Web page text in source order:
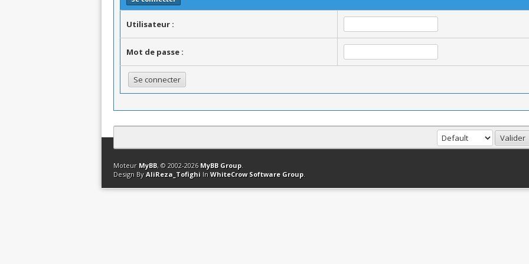
Utilisateur :
Mot de passe :
Contact Club Affiliation Retourner en haut Version bas-débit (Archivé) Syndication RSS
Moteur MyBB, © 2002-2026 MyBB Group.
Design By AliReza_Tofighi In WhiteCrow Software Group.